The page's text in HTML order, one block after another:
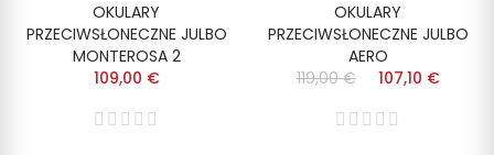
OKULARY
PRZECIWSŁONECZNE JULBO
MONTEROSA 2
109,00 €
OKULARY
PRZECIWSŁONECZNE JULBO
AERO
119,00 €
107,10 €